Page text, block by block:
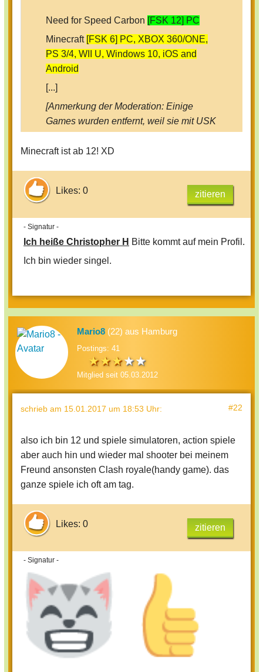
Need for Speed Carbon [FSK 12] PC
Minecraft [FSK 6] PC, XBOX 360/ONE,
PS 3/4, WII U, Windows 10, iOS and
Android
[...]
[Anmerkung der Moderation: Einige
Games wurden entfernt, weil sie mit USK
Minecraft ist ab 12! XD
Likes: 0 zitieren
- Signatur -
Ich heiße Christopher H Bitte kommt auf mein Profil.
Ich bin wieder singel.
Mario8 (22) aus Hamburg
Postings: 41
Mitglied seit 05.03.2012
schrieb am 15.01.2017 um 18:53 Uhr: #22
also ich bin 12 und spiele simulatoren, action spiele
aber auch hin und wieder mal shooter bei meinem
Freund ansonsten Clash royale(handy game). das
ganze spiele ich oft am tag.
Likes: 0 zitieren
- Signatur -